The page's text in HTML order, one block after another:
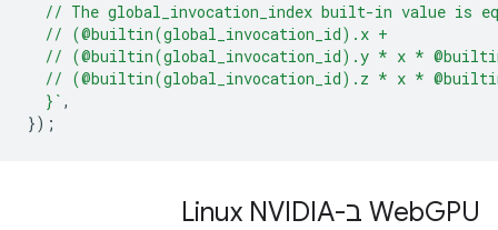
// The global_invocation_index built-in value is
  // (@builtin(global_invocation_id).x +
// (@builtin(global_invocation_id).y * x *
// (@builtin(global_invocation_id).z * x *
  }`
,
});
‫WebGPU ב-Linux NVIDIA